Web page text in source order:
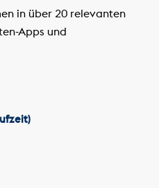
in über 20 relevanten
Apps und